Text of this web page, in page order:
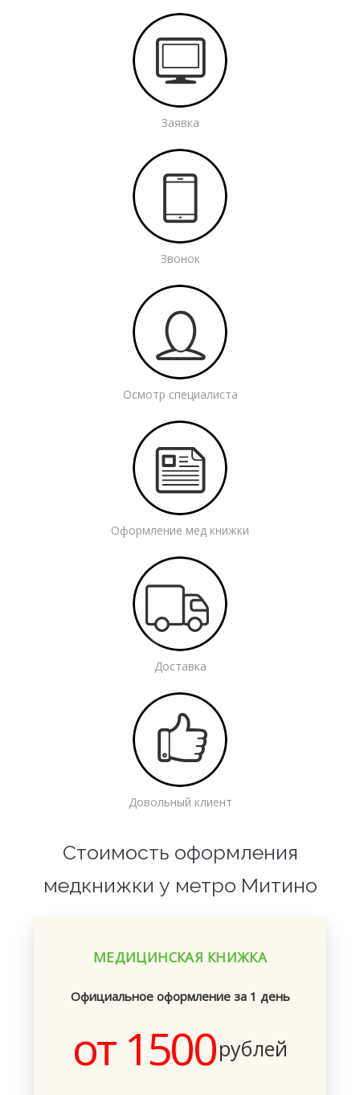
Заявка
Звонок
Осмотр специалиста
Оформление мед книжки
Доставка
Довольный клиент
Стоимость оформления
медкнижки у метро Митино
МЕДИЦИНСКАЯ КНИЖКА
Официальное оформление за 1 день
от 1500рублей